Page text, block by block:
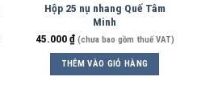
Hộp 25 nụ nhang Quế Tâm
Minh
45.000₫ (chưa bao gồm thuế VAT)
THÊM VÀO GIỎ HÀNG